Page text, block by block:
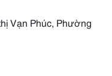
Vạn Phúc, Phường